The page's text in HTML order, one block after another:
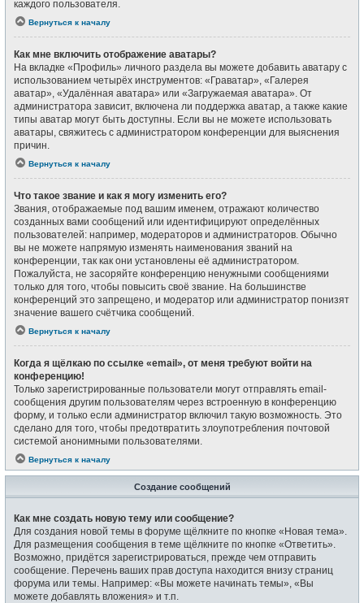
каждого пользователя.
Вернуться к началу
Как мне включить отображение аватары?
На вкладке «Профиль» личного раздела вы можете добавить аватару с
использованием четырёх инструментов: «Граватар», «Галерея
аватар», «Удалённая аватара» или «Загружаемая аватара». От
администратора зависит, включена ли поддержка аватар, а также какие
типы аватар могут быть доступны. Если вы не можете использовать
аватары, свяжитесь с администратором конференции для выяснения
причин.
Вернуться к началу
Что такое звание и как я могу изменить его?
Звания, отображаемые под вашим именем, отражают количество
созданных вами сообщений или идентифицируют определённых
пользователей: например, модераторов и администраторов. Обычно
вы не можете напрямую изменять наименования званий на
конференции, так как они установлены её администратором.
Пожалуйста, не засоряйте конференцию ненужными сообщениями
только для того, чтобы повысить своё звание. На большинстве
конференций это запрещено, и модератор или администратор понизят
значение вашего счётчика сообщений.
Вернуться к началу
Когда я щёлкаю по ссылке «email», от меня требуют войти на
конференцию!
Только зарегистрированные пользователи могут отправлять email-
сообщения другим пользователям через встроенную в конференцию
форму, и только если администратор включил такую возможность. Это
сделано для того, чтобы предотвратить злоупотребления почтовой
системой анонимными пользователями.
Вернуться к началу
Создание сообщений
Как мне создать новую тему или сообщение?
Для создания новой темы в форуме щёлкните по кнопке «Новая тема».
Для размещения сообщения в теме щёлкните по кнопке «Ответить».
Возможно, придётся зарегистрироваться, прежде чем отправить
сообщение. Перечень ваших прав доступа находится внизу страниц
форума или темы. Например: «Вы можете начинать темы», «Вы
можете добавлять вложения» и т.п.